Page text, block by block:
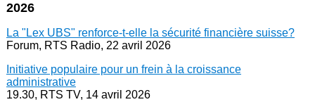
2026
La "Lex UBS" renforce-t-elle la sécurité financière suisse?
Forum, RTS Radio, 22 avril 2026
Initiative populaire pour un frein à la croissance
administrative
19.30, RTS TV, 14 avril 2026